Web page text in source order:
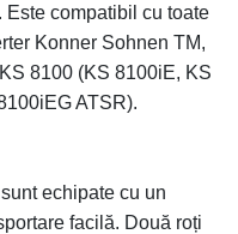
compatibil cu toate
Konner Sohnen TM,
8100 (KS 8100iE, KS
ATSR).
echipate cu un
facilă. Două roți